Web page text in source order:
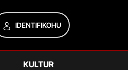
IDENTIFIKOHU
KULTUR